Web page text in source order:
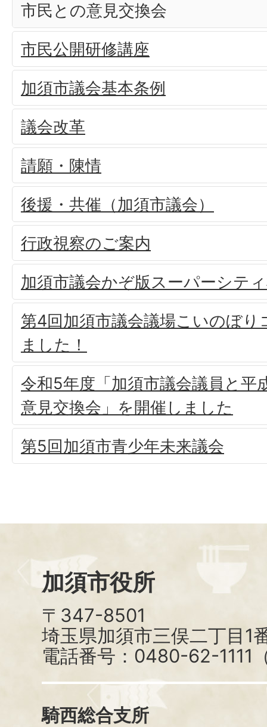
市民との意見交換会
市民公開研修講座
加須市議会基本条例
議会改革
請願・陳情
後援・共催（加須市議会）
行政視察のご案内
加須市議会かぞ版スーパーシテ
第4回加須市議会議場こいのぼ
ました！
令和5年度「加須市議会議員と平
意見交換会」を開催しました
第5回加須市青少年未来議会
加須市役所
〒347-8501
埼玉県加須市三俣二丁目1
電話番号：0480-62-1111
騎西総合支所